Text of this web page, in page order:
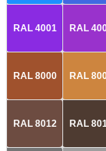
RAL 4001 RAL
RAL 8000 RAL
RAL 8012 RAL